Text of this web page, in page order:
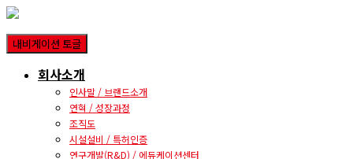
내비게이션 토글
회사소개
인사말 / 브랜드소개
연혁 / 성장과정
조직도
시설설비 / 특허인증
연구개발(R&D) / 에듀케이션센터